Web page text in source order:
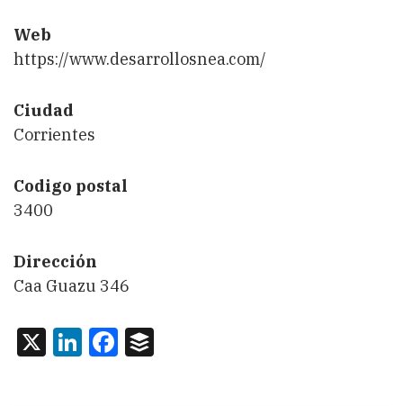
Web
https://www.desarrollosnea.com/
Ciudad
Corrientes
Codigo postal
3400
Dirección
Caa Guazu 346
X LinkedIn
Facebook